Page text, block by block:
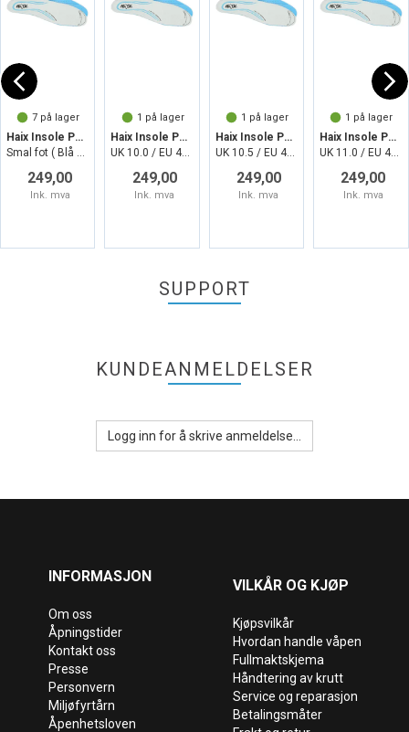
7 på lager
Haix Insole PerfectFit Light narrow
Smal fot ( Blå såle)
249,00
Ink. mva
1 på lager
Haix Insole PerfectFit Light narrow
UK 10.0 / EU 45,0
249,00
Ink. mva
1 på lager
Haix Insole PerfectFit Light narrow
UK 10.5 / EU 45,5
249,00
Ink. mva
1 på lager
Haix Insole PerfectFit Light narrow
UK 11.0 / EU 46,0
249,00
Ink. mva
SUPPORT
KUNDEANMELDELSER
Logg inn for å skrive anmeldelse...
INFORMASJON
Om oss
Åpningstider
Kontakt oss
Presse
Personvern
Miljøfyrtårn
Åpenhetsloven
VILKÅR OG KJØP
Kjøpsvilkår
Hvordan handle våpen
Fullmaktskjema
Håndtering av krutt
Service og reparasjon
Betalingsmåter